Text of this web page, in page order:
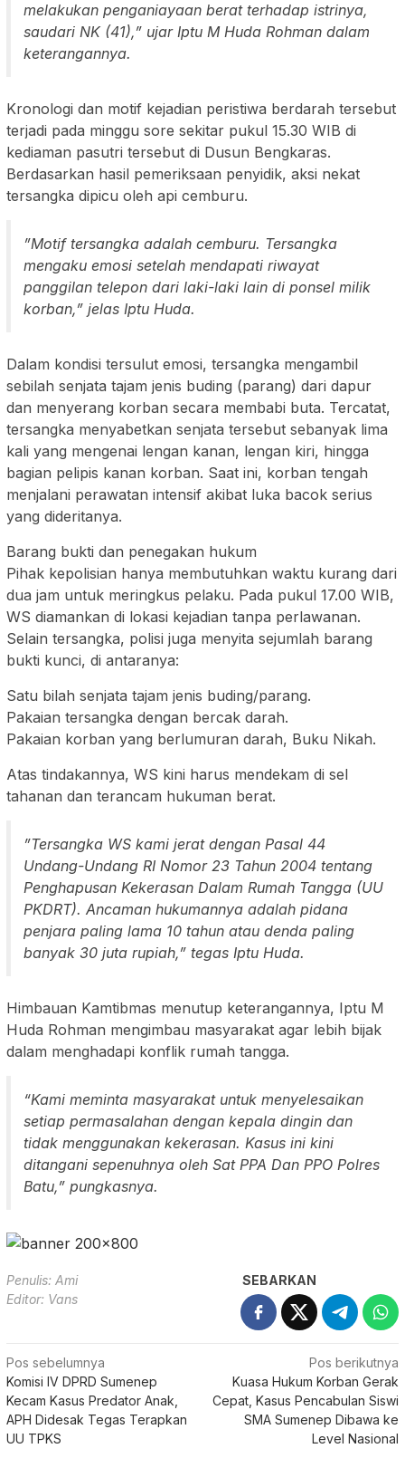
melakukan penganiayaan berat terhadap istrinya,
saudari NK (41),” ujar Iptu M Huda Rohman dalam
keterangannya.
​Kronologi dan motif kejadian peristiwa berdarah tersebut
terjadi pada minggu sore sekitar pukul 15.30 WIB di
kediaman pasutri tersebut di Dusun Bengkaras.
Berdasarkan hasil pemeriksaan penyidik, aksi nekat
tersangka dipicu oleh api cemburu.
​”Motif tersangka adalah cemburu. Tersangka
mengaku emosi setelah mendapati riwayat
panggilan telepon dari laki-laki lain di ponsel milik
korban,” jelas Iptu Huda.
​Dalam kondisi tersulut emosi, tersangka mengambil
sebilah senjata tajam jenis buding (parang) dari dapur
dan menyerang korban secara membabi buta. Tercatat,
tersangka menyabetkan senjata tersebut sebanyak lima
kali yang mengenai lengan kanan, lengan kiri, hingga
bagian pelipis kanan korban. Saat ini, korban tengah
menjalani perawatan intensif akibat luka bacok serius
yang dideritanya.
​Barang bukti dan penegakan hukum
​Pihak kepolisian hanya membutuhkan waktu kurang dari
dua jam untuk meringkus pelaku. Pada pukul 17.00 WIB,
WS diamankan di lokasi kejadian tanpa perlawanan.
Selain tersangka, polisi juga menyita sejumlah barang
bukti kunci, di antaranya:
​Satu bilah senjata tajam jenis buding/parang.
​Pakaian tersangka dengan bercak darah.
​Pakaian korban yang berlumuran darah, Buku Nikah.
​Atas tindakannya, WS kini harus mendekam di sel
tahanan dan terancam hukuman berat.
​”Tersangka WS kami jerat dengan Pasal 44
Undang-Undang RI Nomor 23 Tahun 2004 tentang
Penghapusan Kekerasan Dalam Rumah Tangga (UU
PKDRT). Ancaman hukumannya adalah pidana
penjara paling lama 10 tahun atau denda paling
banyak 30 juta rupiah,” tegas Iptu Huda.
​Himbauan Kamtibmas menutup keterangannya, Iptu M
Huda Rohman mengimbau masyarakat agar lebih bijak
dalam menghadapi konflik rumah tangga.
“Kami meminta masyarakat untuk menyelesaikan
setiap permasalahan dengan kepala dingin dan
tidak menggunakan kekerasan. Kasus ini kini
ditangani sepenuhnya oleh Sat PPA Dan PPO Polres
Batu,” pungkasnya.
Penulis: Ami
Editor: Vans
SEBARKAN
Navigasi
pos
Pos sebelumnya
Komisi IV DPRD Sumenep
Kecam Kasus Predator Anak,
APH Didesak Tegas Terapkan
UU TPKS
Pos berikutnya
Kuasa Hukum Korban Gerak
Cepat, Kasus Pencabulan Siswi
SMA Sumenep Dibawa ke
Level Nasional